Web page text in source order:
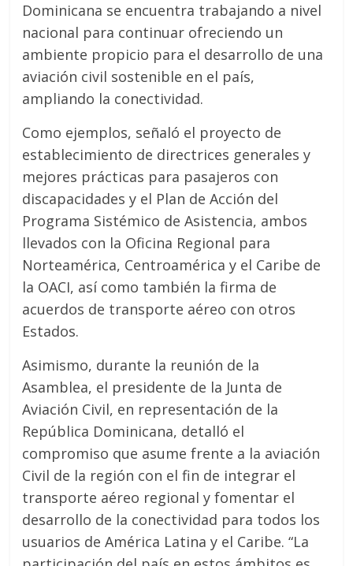
Dominicana se encuentra trabajando a nivel
nacional para continuar ofreciendo un
ambiente propicio para el desarrollo de una
aviación civil sostenible en el país,
ampliando la conectividad.
Como ejemplos, señaló el proyecto de
establecimiento de directrices generales y
mejores prácticas para pasajeros con
discapacidades y el Plan de Acción del
Programa Sistémico de Asistencia, ambos
llevados con la Oficina Regional para
Norteamérica, Centroamérica y el Caribe de
la OACI, así como también la firma de
acuerdos de transporte aéreo con otros
Estados.
Asimismo, durante la reunión de la
Asamblea, el presidente de la Junta de
Aviación Civil, en representación de la
República Dominicana, detalló el
compromiso que asume frente a la aviación
Civil de la región con el fin de integrar el
transporte aéreo regional y fomentar el
desarrollo de la conectividad para todos los
usuarios de América Latina y el Caribe. “La